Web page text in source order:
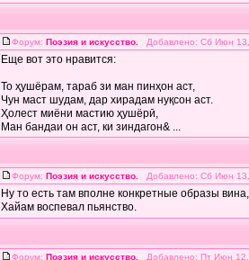
Форум: Поэзия и искусство. Добавлено: Сб Июн
Еще вот это нравится:
То ҳушёрам, тараб зи ман пинҳон аст,
Чун маст шудам, дар хирадам нуқсон аст.
Ҳолест миёни мастию ҳушёрӣ,
Ман бандаи он аст, ки зиндагон& ...
Форум: Поэзия и искусство. Добавлено: Сб Июн
Ну то есть там вполне конкретные образы
Хайам воспевал пьянство.
Форум: Поэзия и искусство. Добавлено: Пт Июн